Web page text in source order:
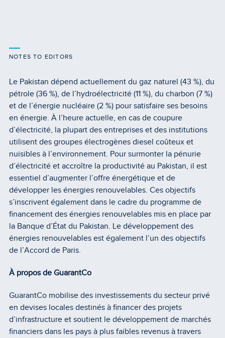
NOTES TO EDITORS
Le Pakistan dépend actuellement du gaz naturel (43 %), du
pétrole (36 %), de l’hydroélectricité (11 %), du charbon (7 %)
et de l’énergie nucléaire (2 %) pour satisfaire ses besoins
en énergie. À l’heure actuelle, en cas de coupure
d’électricité, la plupart des entreprises et des institutions
utilisent des groupes électrogènes diesel coûteux et
nuisibles à l’environnement. Pour surmonter la pénurie
d’électricité et accroître la productivité au Pakistan, il est
essentiel d’augmenter l’offre énergétique et de
développer les énergies renouvelables. Ces objectifs
s’inscrivent également dans le cadre du programme de
financement des énergies renouvelables mis en place par
la Banque d’État du Pakistan. Le développement des
énergies renouvelables est également l’un des objectifs
de l’Accord de Paris.
À propos de GuarantCo
GuarantCo mobilise des investissements du secteur privé
en devises locales destinés à financer des projets
d’infrastructure et soutient le développement de marchés
financiers dans les pays à plus faibles revenus à travers